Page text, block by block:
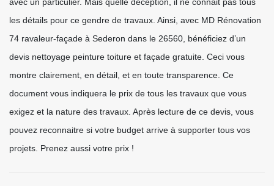
les détails pour ce gendre de travaux. Ainsi, avec MD Rénovation
74 ravaleur-façade à Sederon dans le 26560, bénéficiez d’un
devis nettoyage peinture toiture et façade gratuite. Ceci vous
montre clairement, en détail, et en toute transparence. Ce
document vous indiquera le prix de tous les travaux que vous
exigez et la nature des travaux. Après lecture de ce devis, vous
pouvez reconnaitre si votre budget arrive à supporter tous vos
projets. Prenez aussi votre prix !